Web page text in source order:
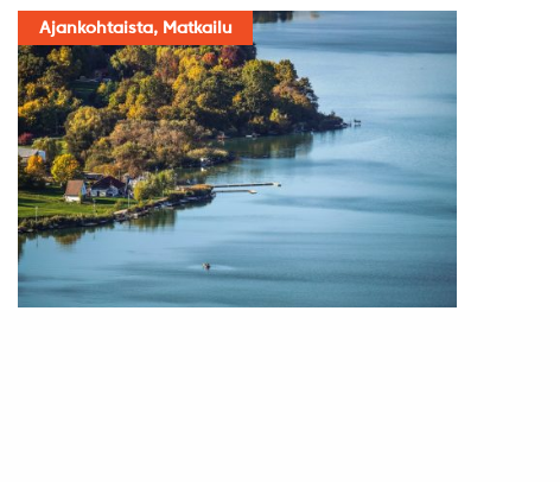
Ajankohtaista, Matkailu